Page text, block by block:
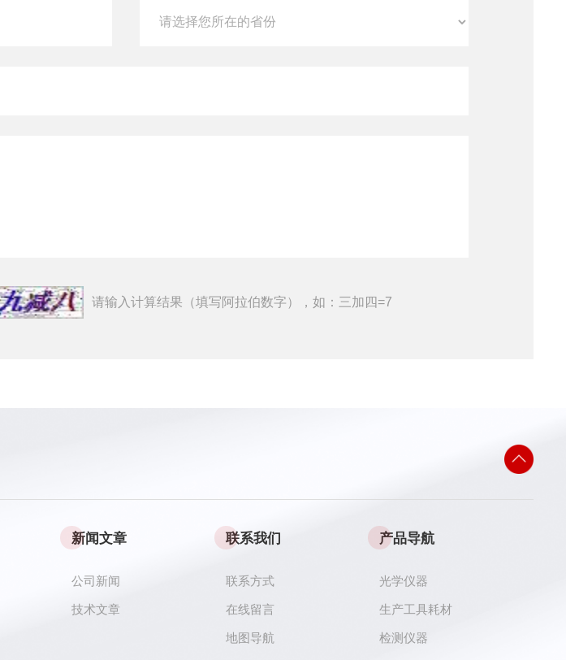
请输入计算结果（填写阿拉伯数字），如：三加四=7
新闻文章
公司新闻
技术文章
联系我们
联系方式
在线留言
地图导航
产品导航
光学仪器
生产工具耗材
检测仪器